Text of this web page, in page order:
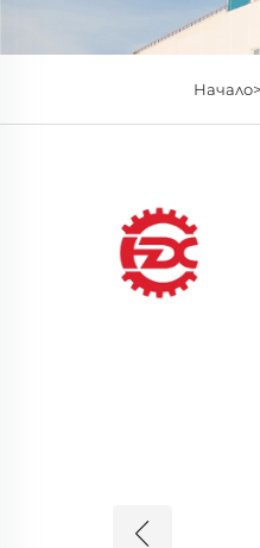
Начало>